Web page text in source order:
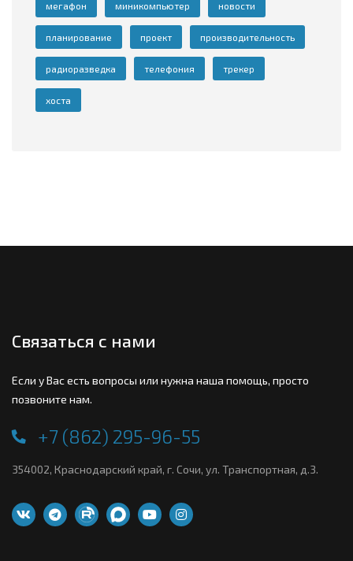
мегафон миникомпьютер новости
планирование проект производительность
радиоразведка телефония трекер
хоста
Связаться с нами
Если у Вас есть вопросы или нужна наша помощь, просто
позвоните нам.
+7 (862) 295-96-55
354002, Краснодарский край, г. Сочи, ул. Транспортная, д.3.